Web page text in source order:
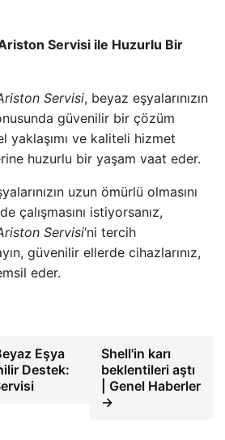
Servisi ile Huzurlu Bir
Servisi, beyaz eşyalarınızın
güvenilir bir çözüm
yaklaşımı ve kaliteli hizmet
huzurlu bir yaşam vaat eder.
uzun ömürlü olmasını
çalışmasını istiyorsanız,
Servisi‘ni tercih
güvenilir ellerde cihazlarınız,
eder.
Eşya
Destek:
Shell'in karı
beklentileri aştı
| Genel Haberler
→